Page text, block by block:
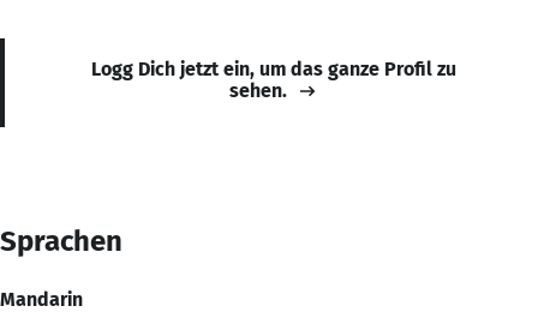
Logg Dich jetzt ein, um das ganze Profil zu
sehen.
Sprachen
Mandarin